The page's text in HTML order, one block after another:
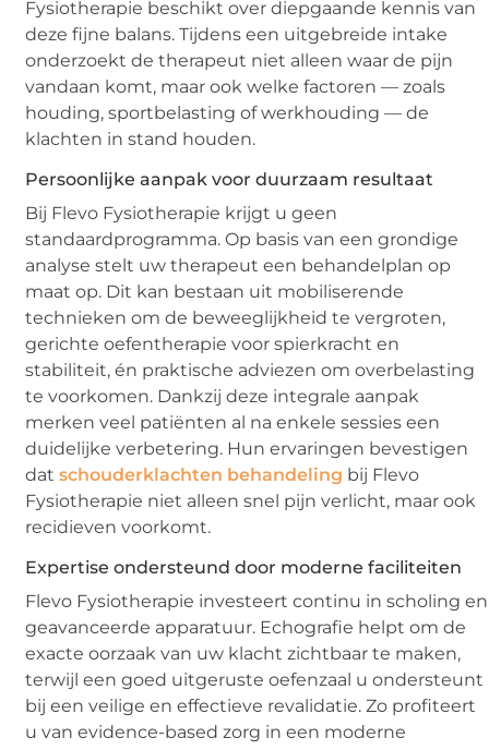
Fysiotherapie beschikt over diepgaande kennis van
deze fijne balans. Tijdens een uitgebreide intake
onderzoekt de therapeut niet alleen waar de pijn
vandaan komt, maar ook welke factoren — zoals
houding, sportbelasting of werkhouding — de
klachten in stand houden.
Persoonlijke aanpak voor duurzaam resultaat
Bij Flevo Fysiotherapie krijgt u geen
standaardprogramma. Op basis van een grondige
analyse stelt uw therapeut een behandelplan op
maat op. Dit kan bestaan uit mobiliserende
technieken om de beweeglijkheid te vergroten,
gerichte oefentherapie voor spierkracht en
stabiliteit, én praktische adviezen om overbelasting
te voorkomen. Dankzij deze integrale aanpak
merken veel patiënten al na enkele sessies een
duidelijke verbetering. Hun ervaringen bevestigen
datschouderklachten behandeling bij Flevo
Fysiotherapie niet alleen snel pijn verlicht, maar ook
recidieven voorkomt.
Expertise ondersteund door moderne faciliteiten
Flevo Fysiotherapie investeert continu in scholing en
geavanceerde apparatuur. Echografie helpt om de
exacte oorzaak van uw klacht zichtbaar te maken,
terwijl een goed uitgeruste oefenzaal u ondersteunt
bij een veilige en effectieve revalidatie. Zo profiteert
u van evidence-based zorg in een moderne